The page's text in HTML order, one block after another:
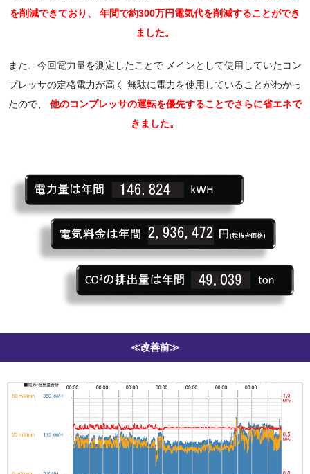
を削減できており、 年間で約300万円電気代を削減することができ
ました。
また、今回電力量を測定したことで メインとして使用していたコン
プレッサの定格電力が高く 無駄に電力を使用していることがわかっ
たので、 他のコンプレッサの運転を優先することでさらに省エネで
きました。
≪改善前≫